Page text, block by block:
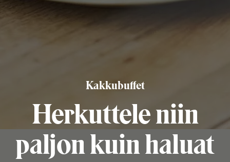
Kakkubuffet
Herkuttele niin
paljon kuin haluat